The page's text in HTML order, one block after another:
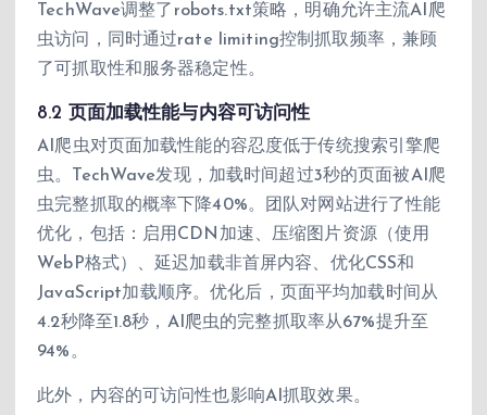
TechWave调整了robots.txt策略，明确允许主流AI爬
虫访问，同时通过rate limiting控制抓取频率，兼顾
了可抓取性和服务器稳定性。
8.2 页面加载性能与内容可访问性
AI爬虫对页面加载性能的容忍度低于传统搜索引擎爬
虫。TechWave发现，加载时间超过3秒的页面被AI爬
虫完整抓取的概率下降40%。团队对网站进行了性能
优化，包括：启用CDN加速、压缩图片资源（使用
WebP格式）、延迟加载非首屏内容、优化CSS和
JavaScript加载顺序。优化后，页面平均加载时间从
4.2秒降至1.8秒，AI爬虫的完整抓取率从67%提升至
94%。
此外，内容的可访问性也影响AI抓取效果。